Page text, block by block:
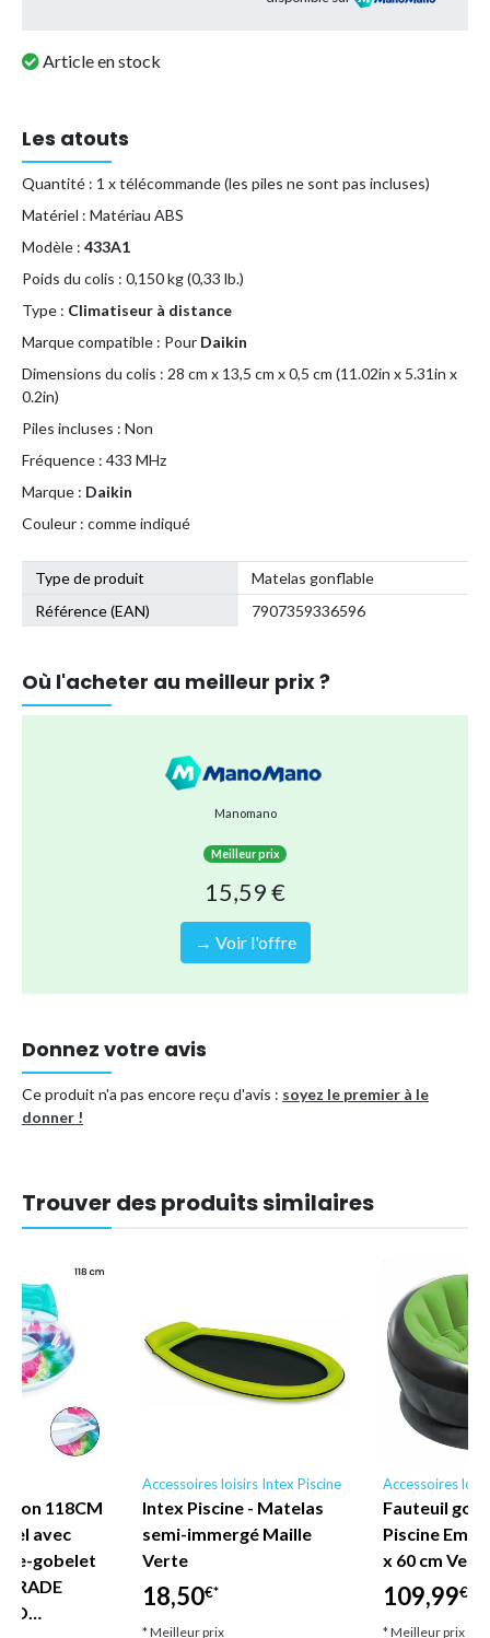
Article en stock
Les atouts
Quantité : 1 x télécommande (les piles ne sont pas incluses)
Matériel : Matériau ABS
Modèle : 433A1
Poids du colis : 0,150 kg (0,33 lb.)
Type : Climatiseur à distance
Marque compatible : Pour Daikin
Dimensions du colis : 28 cm x 13,5 cm x 0,5 cm (11.02in x 5.31in x
0.2in)
Piles incluses : Non
Fréquence : 433 MHz
Marque : Daikin
Couleur : comme indiqué
Type de produit
Matelas gonflable
Référence (EAN)
7907359336596
Où l'acheter au meilleur prix ?
Manomano
Meilleur prix
15,59 €
→ Voir l'offre
Donnez votre avis
Ce produit n'a pas encore reçu d'avis : soyez le premier à le
donner !
Trouver des produits similaires
118CM
avec
gobelet
Accessoires loisirs Intex Piscine
Intex Piscine - Matelas
semi-immergé Maille
Verte
18,50€*
* Meilleur prix
Accessoires
Fauteuil
Piscine
x 60 cm Vert
109,99€*
* Meilleur prix